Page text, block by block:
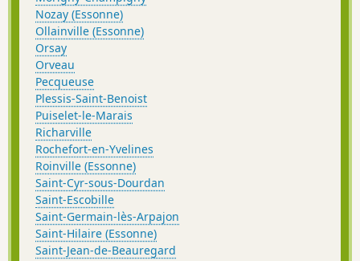
Nozay (Essonne)
Ollainville (Essonne)
Orsay
Orveau
Pecqueuse
Plessis-Saint-Benoist
Puiselet-le-Marais
Richarville
Rochefort-en-Yvelines
Roinville (Essonne)
Saint-Cyr-sous-Dourdan
Saint-Escobille
Saint-Germain-lès-Arpajon
Saint-Hilaire (Essonne)
Saint-Jean-de-Beauregard